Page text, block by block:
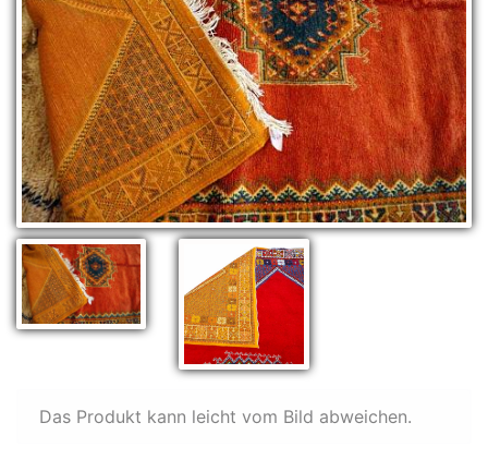
Das Produkt kann leicht vom Bild abweichen.